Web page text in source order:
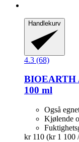
Handlekurv
4.3 (68)
BIOEARTH
100 ml
Også
Kjølende
kr 110 (kr 1 100